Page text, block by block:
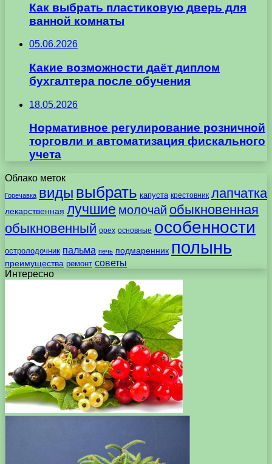
Как выбрать пластиковую дверь для
ванной комнаты
05.06.2026
Какие возможности даёт диплом
бухгалтера после обучения
18.05.2026
Нормативное регулирование розничной
торговли и автоматизация фискального
учета
Облако меток
Горечавка виды выбрать капуста крестовник лапчатка
лекарственная лучшие молочай обыкновенная
обыкновенный орех основные особенности
остролодочник пальма печь подмаренник полынь
преимущества ремонт советы
Интересно